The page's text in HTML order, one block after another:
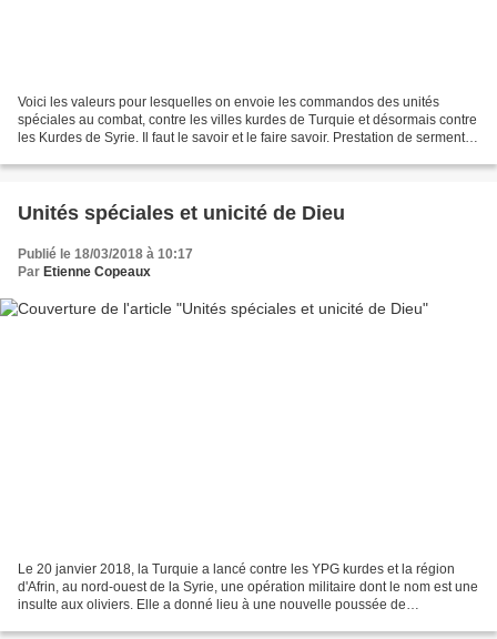
Voici les valeurs pour lesquelles on envoie les commandos des unités
spéciales au combat, contre les villes kurdes de Turquie et désormais contre
les Kurdes de Syrie. Il faut le savoir et le faire savoir. Prestation de serment
Unités spéciales et unicité de Dieu
Publié le 18/03/2018 à 10:17
Par Etienne Copeaux
Le 20 janvier 2018, la Turquie a lancé contre les YPG kurdes et la région
d'Afrin, au nord-ouest de la Syrie, une opération militaire dont le nom est une
insulte aux oliviers. Elle a donné lieu à une nouvelle poussée de